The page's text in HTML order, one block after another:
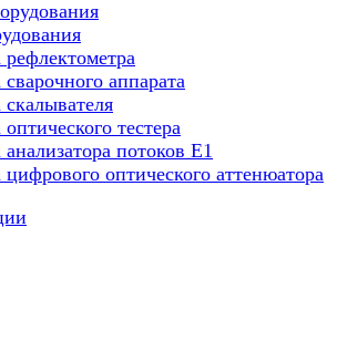
аппарата
тестера
потоков Е1
оптического аттенюатора